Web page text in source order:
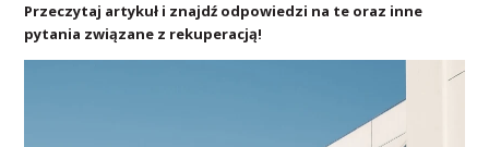
Przeczytaj artykuł i znajdź odpowiedzi na te oraz inne
pytania związane z rekuperacją!